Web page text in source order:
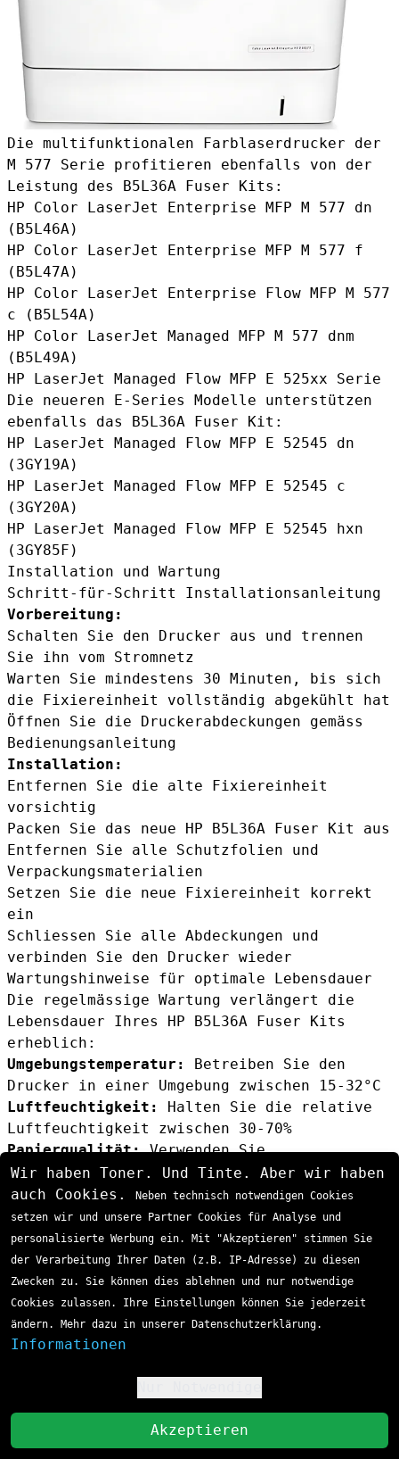
Die multifunktionalen Farblaserdrucker der
M 577 Serie profitieren ebenfalls von der
Leistung des B5L36A Fuser Kits:
HP Color LaserJet Enterprise MFP M 577 dn
(B5L46A)
HP Color LaserJet Enterprise MFP M 577 f
(B5L47A)
HP Color LaserJet Enterprise Flow MFP M 577
c (B5L54A)
HP Color LaserJet Managed MFP M 577 dnm
(B5L49A)
HP LaserJet Managed Flow MFP E 525xx Serie
Die neueren E-Series Modelle unterstützen
ebenfalls das B5L36A Fuser Kit:
HP LaserJet Managed Flow MFP E 52545 dn
(3GY19A)
HP LaserJet Managed Flow MFP E 52545 c
(3GY20A)
HP LaserJet Managed Flow MFP E 52545 hxn
(3GY85F)
Installation und Wartung
Schritt-für-Schritt Installationsanleitung
Vorbereitung:
Schalten Sie den Drucker aus und trennen
Sie ihn vom Stromnetz
Warten Sie mindestens 30 Minuten, bis sich
die Fixiereinheit vollständig abgekühlt hat
Öffnen Sie die Druckerabdeckungen gemäss
Bedienungsanleitung
Installation:
Entfernen Sie die alte Fixiereinheit
vorsichtig
Packen Sie das neue HP B5L36A Fuser Kit aus
Entfernen Sie alle Schutzfolien und
Verpackungsmaterialien
Setzen Sie die neue Fixiereinheit korrekt
ein
Schliessen Sie alle Abdeckungen und
verbinden Sie den Drucker wieder
Wartungshinweise für optimale Lebensdauer
Die regelmässige Wartung verlängert die
Lebensdauer Ihres HP B5L36A Fuser Kits
erheblich:
Umgebungstemperatur:
Betreiben Sie den
Drucker in einer Umgebung zwischen 15-32°C
Luftfeuchtigkeit:
Halten Sie die relative
Luftfeuchtigkeit zwischen 30-70%
Papierqualität:Verwenden Sie
ausschliesslich für Laserdrucker geeignetes
Papier
Regelmässige Reinigung:Führen Sie
monatlich eine Druckerreinigung durch
Fehlerbehebung häufiger Probleme
Erkennung von Fixiereinheits-Problemen
Typische Symptome defekter Fuser Kits:
Verschmierte oder unscharfe Ausdrucke
Toner haftet nicht richtig auf dem Papier
Bei Druckqualitätsproblemen:
Überprüfen Sie die Papierart und -qualität
Wir haben Toner. Und Tinte. Aber wir haben
auch Cookies.
Neben technisch notwendigen Cookies
setzen wir und unsere Partner Cookies für Analyse und
personalisierte Werbung ein. Mit "Akzeptieren" stimmen Sie
der Verarbeitung Ihrer Daten (z.B. IP-Adresse) zu diesen
Zwecken zu. Sie können dies ablehnen und nur notwendige
Cookies zulassen. Ihre Einstellungen können Sie jederzeit
ändern. Mehr dazu in unserer Datenschutzerklärung.
Informationen
Akzeptieren